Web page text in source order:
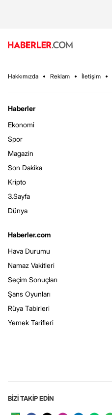
Hakkımızda Reklam İletişim
Haberler
Ekonomi
Spor
Magazin
Son Dakika
Kripto
3.Sayfa
Dünya
Haberler.com
Hava Durumu
Namaz Vakitleri
Seçim Sonuçları
Şans Oyunları
Rüya Tabirleri
Yemek Tarifleri
BİZİ TAKİP EDİN